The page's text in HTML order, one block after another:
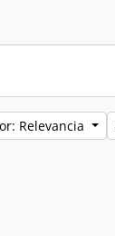
Relevancia